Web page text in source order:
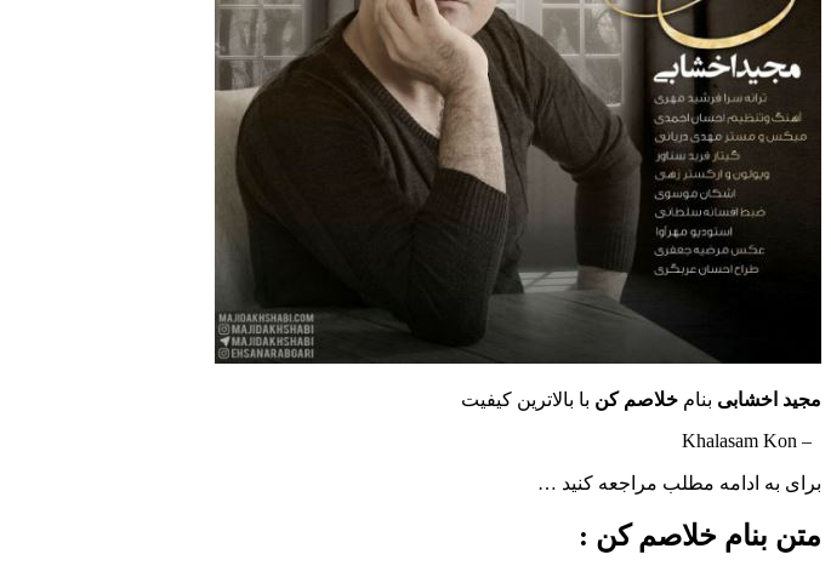
مجید اخشابی بنام خلاصم کن با بالاترین کیفیت
– Khalasam Kon
برای به ادامه مطلب مراجعه کنید …
متن بنام خلاصم کن :